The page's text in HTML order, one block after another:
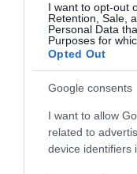
I want to opt-out
Retention, Sale,
Personal Data
Purposes for
Opted Out
Google consents
I want to allow
related to
device identifiers